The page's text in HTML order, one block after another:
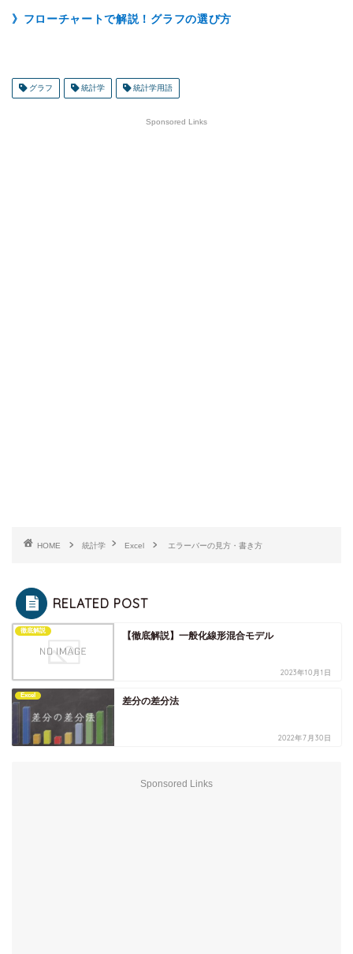
》フローチャートで解説！グラフの選び方
グラフ 統計学 統計学用語
Sponsored Links
HOME 統計学 Excel エラーバーの見方・書き方
RELATED POST
徹底解説 【徹底解説】一般化線形混合モデル
2023年10月1日
Excel
差分の差分法
2022年7月30日
Sponsored Links